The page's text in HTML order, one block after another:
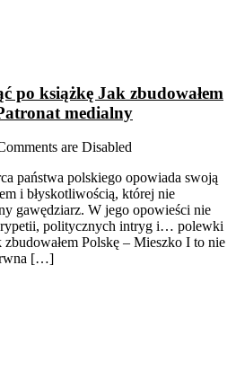
po książkę Jak zbudowałem
medialny
are Disabled
państwa polskiego opowiada swoją
i błyskotliwością, której nie
gawędziarz. W jego opowieści nie
politycznych intryg i… polewki
Polskę – Mieszko I to nie
[…]